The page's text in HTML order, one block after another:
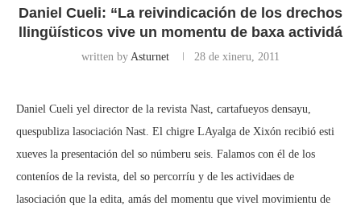
Daniel Cueli: “La reivindicación de los drechos
llingüísticos vive un momentu de baxa actividá
written by Asturnet 28 de xineru, 2011
Daniel Cueli yel director de la revista Nast, cartafueyos densayu,
quespubliza lasociación Nast. El chigre LAyalga de Xixón recibió esti
xueves la presentación del so númberu seis. Falamos con él de los
conteníos de la revista, del so percorríu y de les actividaes de
lasociación que la edita, amás del momentu que vivel movimientu de